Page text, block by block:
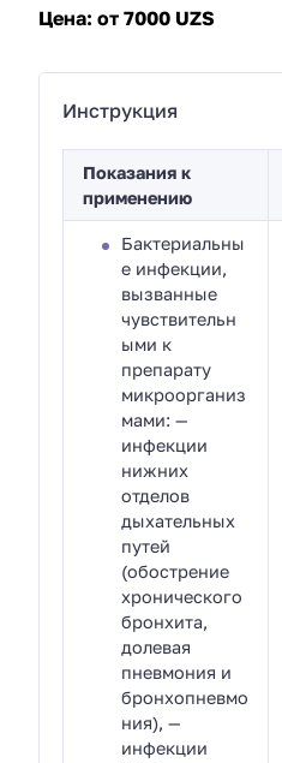
Цена: от 7000 UZS
Инструкция
Показания к
применению
Бактериальны
е инфекции,
вызванные
чувствительн
ыми к
препарату
микроорганиз
мами: —
инфекции
нижних
отделов
дыхательных
путей
(обострение
хронического
бронхита,
долевая
пневмония и
бронхопневмо
ния), —
инфекции